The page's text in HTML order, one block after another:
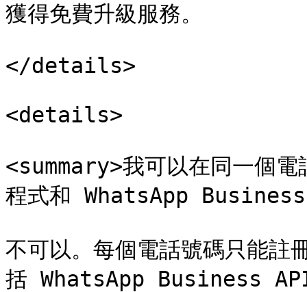
獲得免費升級服務。
</details>
<details>
<summary>我可以在同一個
程式和 WhatsApp
不可以。每個電話號碼只能
括 WhatsApp Business API